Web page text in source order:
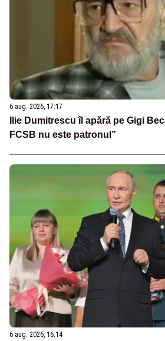
6 aug. 2026, 17:17
Ilie Dumitrescu îl apără pe Gigi
FCSB nu este patronul”
6 aug. 2026, 16:14